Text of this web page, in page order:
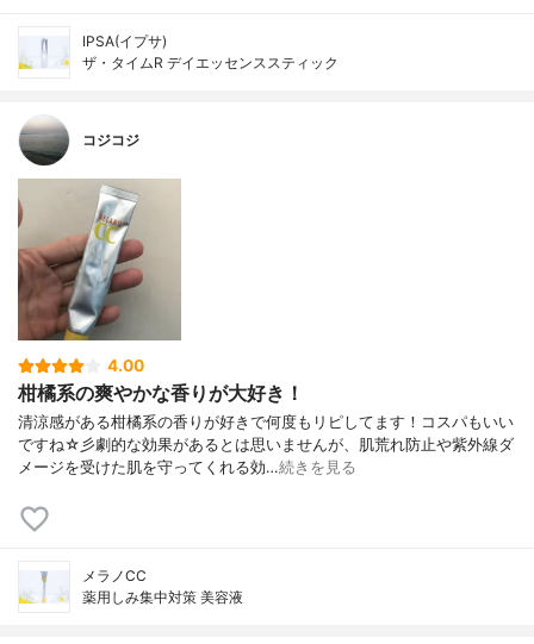
IPSA(イプサ)
ザ・タイムR デイエッセンススティック
コジコジ
4.00
柑橘系の爽やかな香りが大好き！
清涼感がある柑橘系の香りが好きで何度もリピしてます！コスパもいい
ですね☆彡劇的な効果があるとは思いませんが、肌荒れ防止や紫外線ダ
メージを受けた肌を守ってくれる効…続きを見る
メラノCC
薬用しみ集中対策 美容液